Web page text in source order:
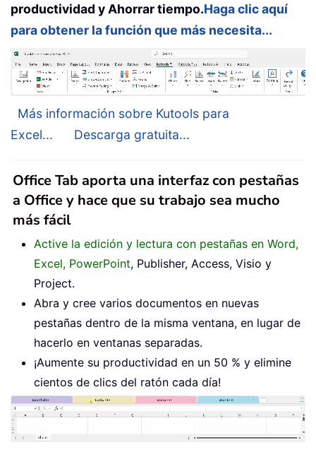
productividad y Ahorrar tiempo.Haga clic aquí
para obtener la función que más necesita...
Más información sobre Kutools para
Excel...
Descarga gratuita...
Office Tab aporta una interfaz con pestañas
a Office y hace que su trabajo sea mucho
más fácil
Active la edición y lectura con pestañas en Word,
Excel, PowerPoint, Publisher, Access, Visio y
Project.
Abra y cree varios documentos en nuevas
pestañas dentro de la misma ventana, en lugar de
hacerlo en ventanas separadas.
¡Aumente su productividad en un 50 % y elimine
cientos de clics del ratón cada día!